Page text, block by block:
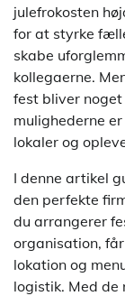
julefrokosten
for at styrke
skabe
kollegaerne.
fest bliver
mulighederne
lokaler og
I denne artikel
den perfekte
du arrangerer
organisation,
lokation og
logistik. Med